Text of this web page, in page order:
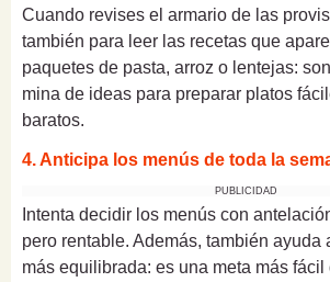
Cuando revises el armario de las
también para leer las recetas que
paquetes de pasta, arroz o lentejas:
mina de ideas para preparar platos
baratos.
4. Anticipa los menús de toda la
PUBLICIDAD
Intenta decidir los menús con
pero rentable. Además, también ayuda
más equilibrada: es una meta más fácil